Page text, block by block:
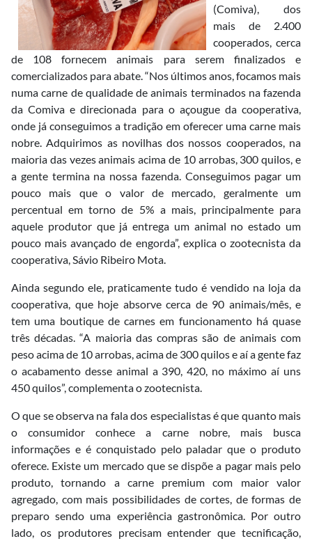
(Comiva), dos
mais de 2.400
cooperados, cerca
de 108 fornecem animais para serem finalizados e
comercializados para abate. “Nos últimos anos, focamos mais
numa carne de qualidade de animais terminados na fazenda
da Comiva e direcionada para o açougue da cooperativa,
onde já conseguimos a tradição em oferecer uma carne mais
nobre. Adquirimos as novilhas dos nossos cooperados, na
maioria das vezes animais acima de 10 arrobas, 300 quilos, e
a gente termina na nossa fazenda. Conseguimos pagar um
pouco mais que o valor de mercado, geralmente um
percentual em torno de 5% a mais, principalmente para
aquele produtor que já entrega um animal no estado um
pouco mais avançado de engorda”, explica o zootecnista da
cooperativa, Sávio Ribeiro Mota.
Ainda segundo ele, praticamente tudo é vendido na loja da
cooperativa, que hoje absorve cerca de 90 animais/mês, e
tem uma boutique de carnes em funcionamento há quase
três décadas. “A maioria das compras são de animais com
peso acima de 10 arrobas, acima de 300 quilos e aí a gente faz
o acabamento desse animal a 390, 420, no máximo aí uns
450 quilos”, complementa o zootecnista.
O que se observa na fala dos especialistas é que quanto mais
o consumidor conhece a carne nobre, mais busca
informações e é conquistado pelo paladar que o produto
oferece. Existe um mercado que se dispõe a pagar mais pelo
produto, tornando a carne premium com maior valor
agregado, com mais possibilidades de cortes, de formas de
preparo sendo uma experiência gastronômica. Por outro
lado, os produtores precisam entender que tecnificação,